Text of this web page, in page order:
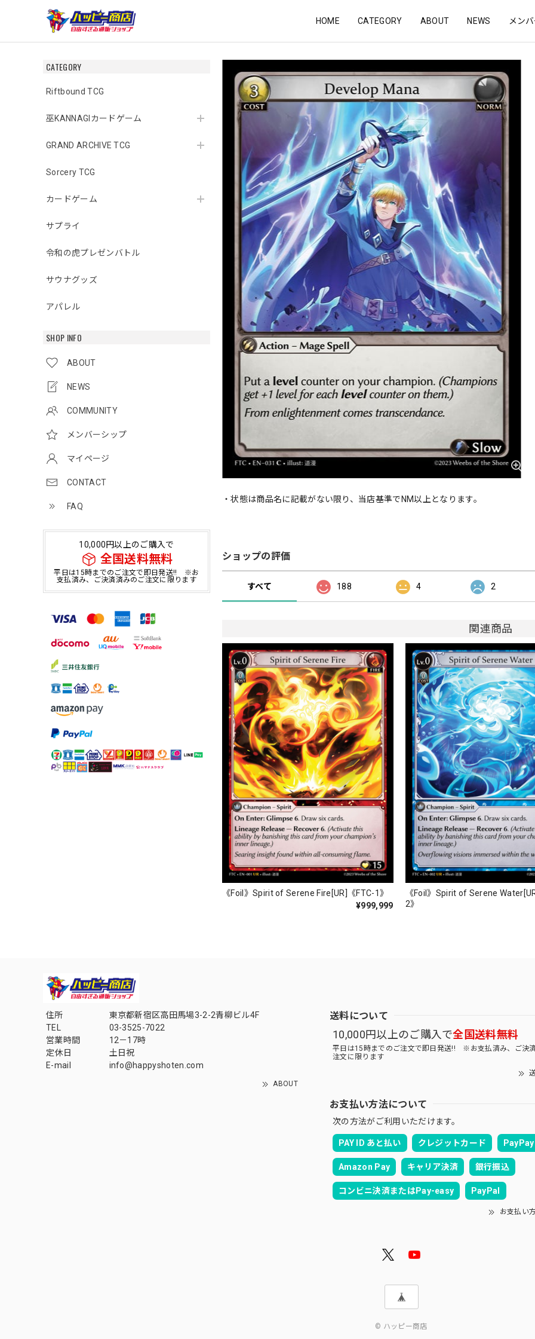
HOME CATEGORY ABOUT NEWS メン
CATEGORY
Riftbound TCG
巫KANNAGIカードゲーム
GRAND ARCHIVE TCG
Sorcery TCG
カードゲーム
サプライ
令和の虎プレゼンバトル
サウナグッズ
アパレル
SHOP INFO
ABOUT
NEWS
COMMUNITY
メンバーシップ
マイページ
CONTACT
FAQ
10,000円以上のご購入で
全国送料無料
平日は15時までのご注文で即日発送!! ※お
支払済み、ご決済済みのご注文に限ります
・状態は商品名に記載がない限り、当店基準でNM以上となります。
ショップの評価
すべて 188 4 2
関連商品
《Foil》Spirit of Serene Fire[UR]《FTC-1》
¥999,999
《Foil》Spirit of Serene
2》
住所
東京都新宿区高田馬場3-2-2青柳ビル4F
TEL
03-3525-7022
営業時間
12－17時
定休日
土日祝
E-mail
info@happyshoten.com
ABOUT
送料について
10,000円以上のご購入で全国送料無料
平日は15時までのご注文で即日発送!! ※お支払済み、ご決
注文に限ります
お支払い方法について
次の方法がご利用いただけます。
PAY ID あと払い クレジットカード PayPay
Amazon Pay キャリア決済 銀行振込
コンビニ決済またはPay-easy PayPal
お支払い
© ハッピー商店